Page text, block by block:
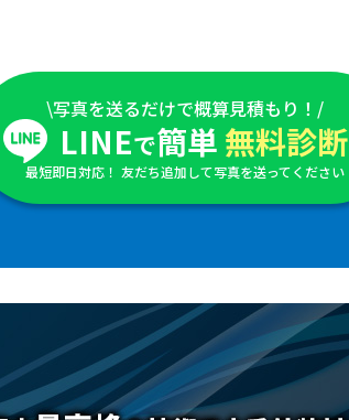
\写真を送るだけで概算見積もり！/
LINEで簡単 無料診断
最短即日対応！ 友だち追加して写真を送ってください